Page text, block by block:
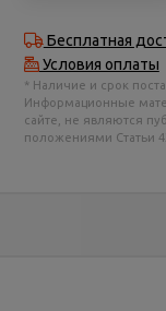
Бесплатная
Условия оплаты
* Наличие и срок
Информационные
сайте, не являются
положениями Статьи